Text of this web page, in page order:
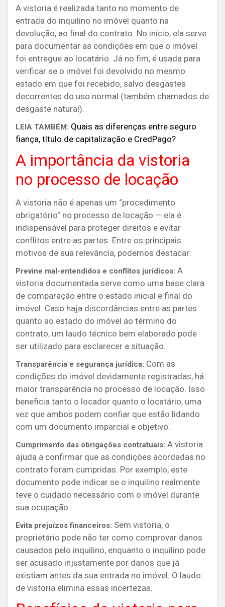
A vistoria é realizada tanto no momento de
entrada do inquilino no imóvel quanto na
devolução, ao final do contrato. No início, ela serve
para documentar as condições em que o imóvel
foi entregue ao locatário. Já no fim, é usada para
verificar se o imóvel foi devolvido no mesmo
estado em que foi recebido, salvo desgastes
decorrentes do uso normal (também chamados de
desgaste natural).
LEIA TAMBÉM: Quais as diferenças entre seguro
fiança, título de capitalização e CredPago?
A importância da vistoria
no processo de locação
A vistoria não é apenas um “procedimento
obrigatório” no processo de locação — ela é
indispensável para proteger direitos e evitar
conflitos entre as partes. Entre os principais
motivos de sua relevância, podemos destacar:
Previne mal-entendidos e conflitos jurídicos: A
vistoria documentada serve como uma base clara
de comparação entre o estado inicial e final do
imóvel. Caso haja discordâncias entre as partes
quanto ao estado do imóvel ao término do
contrato, um laudo técnico bem elaborado pode
ser utilizado para esclarecer a situação.
Transparência e segurança jurídica: Com as
condições do imóvel devidamente registradas, há
maior transparência no processo de locação. Isso
beneficia tanto o locador quanto o locatário, uma
vez que ambos podem confiar que estão lidando
com um documento imparcial e objetivo.
Cumprimento das obrigações contratuais: A vistoria
ajuda a confirmar que as condições acordadas no
contrato foram cumpridas. Por exemplo, este
documento pode indicar se o inquilino realmente
teve o cuidado necessário com o imóvel durante
sua ocupação.
Evita prejuízos financeiros: Sem vistoria, o
proprietário pode não ter como comprovar danos
causados pelo inquilino, enquanto o inquilino pode
ser acusado injustamente por danos que já
existiam antes da sua entrada no imóvel. O laudo
de vistoria elimina essas incertezas.